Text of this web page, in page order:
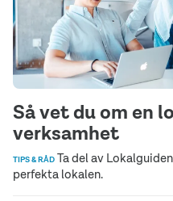
Så vet du om en
verksamhet
TIPS & RÅD Ta del av
perfekta lokalen.